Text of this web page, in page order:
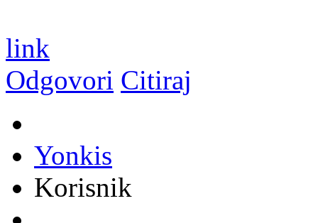
link
Odgovori Citiraj
Yonkis
Korisnik